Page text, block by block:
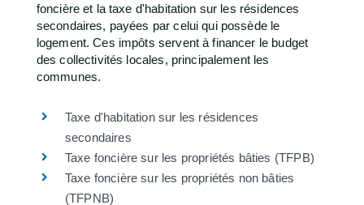
foncière et la taxe d'habitation sur les résidences
secondaires, payées par celui qui possède le
logement. Ces impôts servent à financer le budget
des collectivités locales, principalement les
communes.
Taxe d'habitation sur les résidences
secondaires
Taxe foncière sur les propriétés bâties (TFPB)
Taxe foncière sur les propriétés non bâties
(TFPNB)